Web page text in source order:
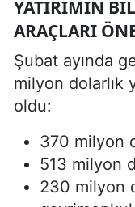
YATIRIMIN
ARAÇLARI
Şubat ayında
milyon dolarlık
oldu:
370 milyon
513 milyon
230 milyon